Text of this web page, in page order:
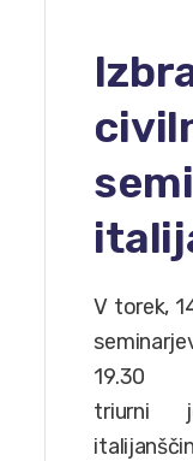
V torek,
triurni